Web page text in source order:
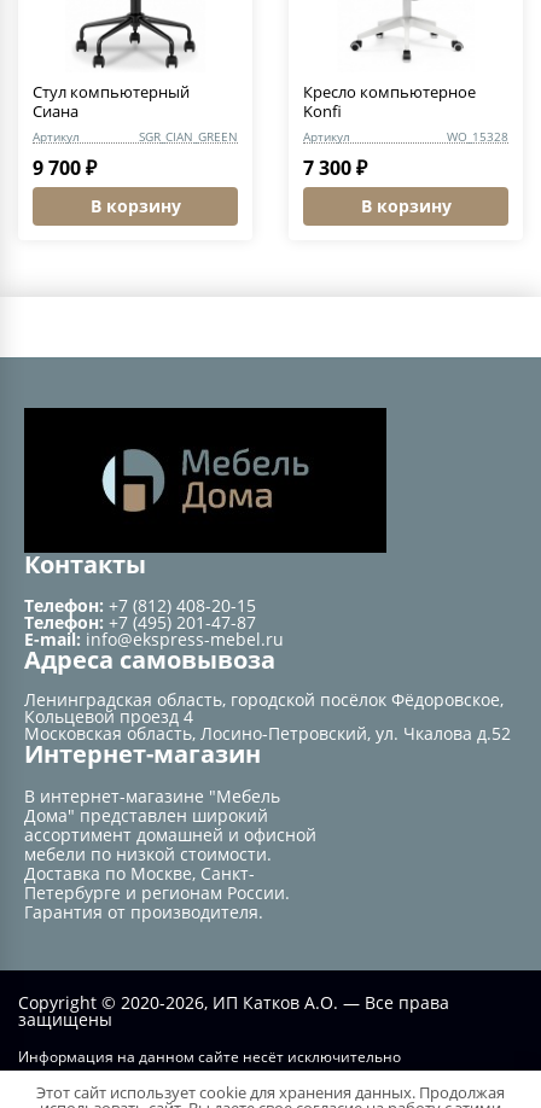
Стул компьютерный
Сиана
Артикул SGR_CIAN_GREEN
9 700 ₽
В корзину
Кресло компьютерное
Konfi
Артикул WO_15328
7 300 ₽
В корзину
Контакты
Телефон: +7 (812) 408-20-15
Телефон: +7 (495) 201-47-87
E-mail: info@ekspress-mebel.ru
Адреса самовывоза
Ленинградская область, городской посёлок Фёдоровское,
Кольцевой проезд 4
Московская область, Лосино-Петровский, ул. Чкалова д.52
Интернет-магазин
В интернет-магазине "Мебель
Дома" представлен широкий
ассортимент домашней и офисной
мебели по низкой стоимости.
Доставка по Москве, Санкт-
Петербурге и регионам России.
Гарантия от производителя.
Copyright © 2020-2026, ИП Катков А.О. — Все права
защищены
Информация на данном сайте несёт исключительно
Этот сайт использует cookie для хранения данных. Продолжая